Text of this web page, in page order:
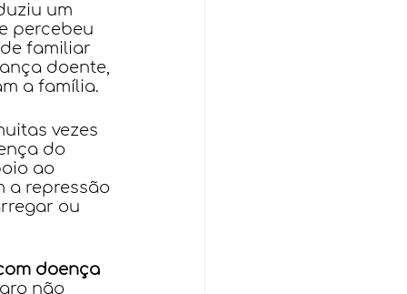
um
percebeu
familiar
doente,
a família.
vezes
do
ao
a repressão
ou
doença
não